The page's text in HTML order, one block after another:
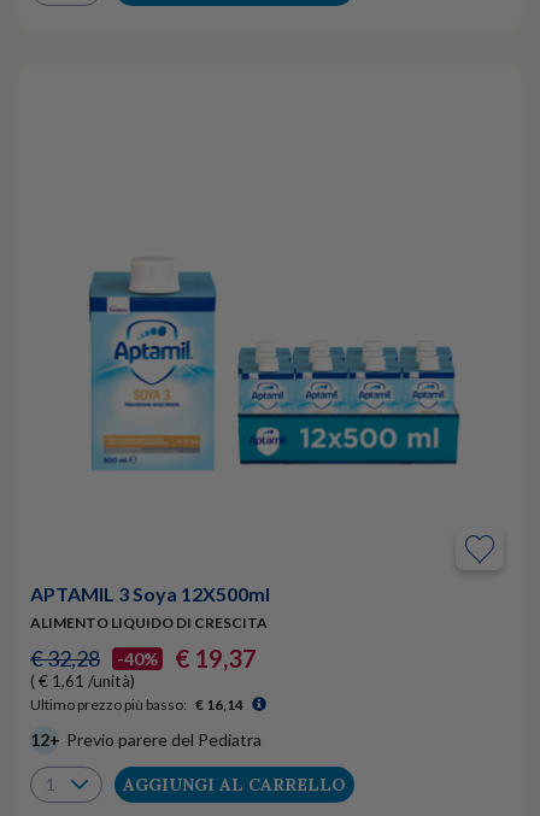
APTAMIL 3 Soya 12X500ml
ALIMENTO LIQUIDO DI CRESCITA
€ 32,28 -40% € 19,37
( € 1,61 /unità)
Ultimo prezzo più basso: € 16,14
12+ Previo parere del Pediatra
AGGIUNGI AL CARRELLO